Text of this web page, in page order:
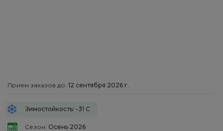
Прием заказов до: 12 сентября 2026 г.
Зимостойкость: -31 С
Сезон: Осень 2026